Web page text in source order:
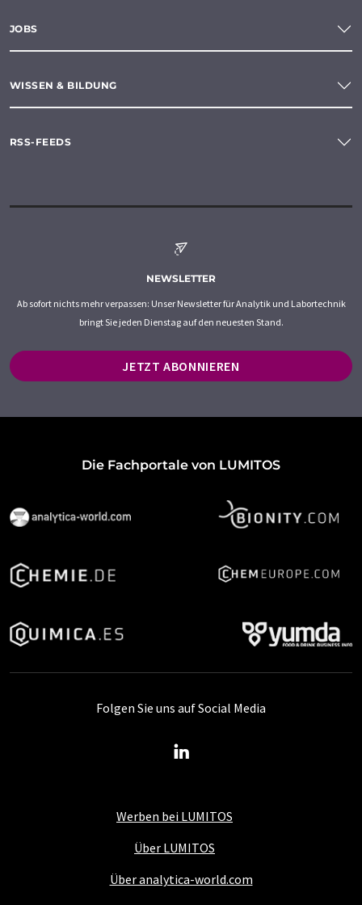
JOBS
WISSEN & BILDUNG
RSS-FEEDS
NEWSLETTER
Ab sofort nichts mehr verpassen: Unser Newsletter für Analytik und Labortechnik
bringt Sie jeden Dienstag auf den neuesten Stand.
JETZT ABONNIEREN
Die Fachportale von LUMITOS
Werben bei LUMITOS
Über LUMITOS
Über analytica-world.com
Folgen Sie uns auf Social Media